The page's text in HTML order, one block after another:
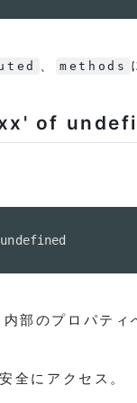
、 methods
of
部のプロパティ
全にアクセス。